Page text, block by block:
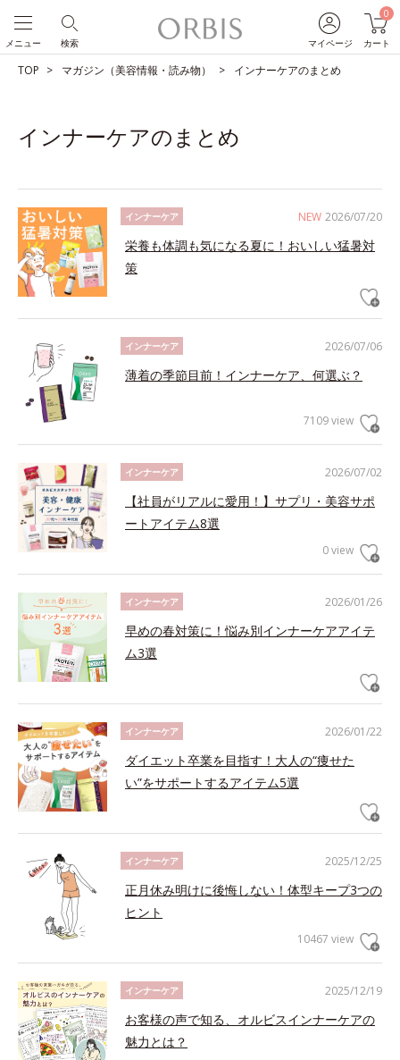
マイページ
0
カート
検索
メニュー
TOP マガジン（美容情報・読み物） インナーケアのまとめ
インナーケアのまとめ
NEW 2026/07/20
インナーケア
栄養も体調も気になる夏に！おいしい猛暑対
策
2026/07/06
インナーケア
薄着の季節目前！インナーケア、何選ぶ？
7109 view
2026/07/02
インナーケア
【社員がリアルに愛用！】サプリ・美容サポ
ートアイテム8選
0 view
2026/01/26
インナーケア
早めの春対策に！悩み別インナーケアアイテ
ム3選
2026/01/22
インナーケア
ダイエット卒業を目指す！大人の“痩せた
い”をサポートするアイテム5選
2025/12/25
インナーケア
正月休み明けに後悔しない！体型キープ3つの
ヒント
10467 view
2025/12/19
インナーケア
お客様の声で知る、オルビスインナーケアの
魅力とは？